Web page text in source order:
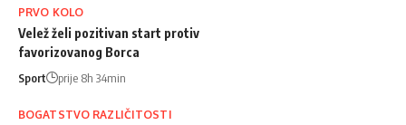
PRVO KOLO
Velež želi pozitivan start protiv
favorizovanog Borca
Sport prije 8h 34min
BOGATSTVO RAZLIČITOSTI